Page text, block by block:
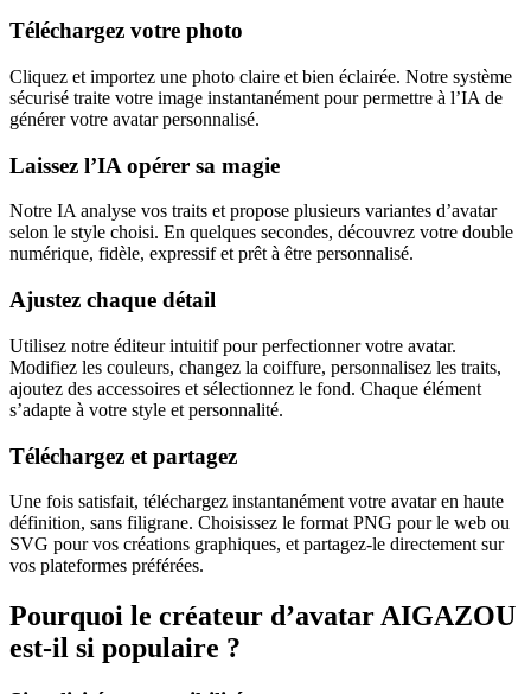
Téléchargez votre photo
Cliquez et importez une photo claire et bien éclairée. Notre système
sécurisé traite votre image instantanément pour permettre à l’IA de
générer votre avatar personnalisé.
Laissez l’IA opérer sa magie
Notre IA analyse vos traits et propose plusieurs variantes d’avatar
selon le style choisi. En quelques secondes, découvrez votre double
numérique, fidèle, expressif et prêt à être personnalisé.
Ajustez chaque détail
Utilisez notre éditeur intuitif pour perfectionner votre avatar.
Modifiez les couleurs, changez la coiffure, personnalisez les traits,
ajoutez des accessoires et sélectionnez le fond. Chaque élément
s’adapte à votre style et personnalité.
Téléchargez et partagez
Une fois satisfait, téléchargez instantanément votre avatar en haute
définition, sans filigrane. Choisissez le format PNG pour le web ou
SVG pour vos créations graphiques, et partagez-le directement sur
vos plateformes préférées.
Pourquoi le créateur d’avatar AIGAZOU
est-il si populaire ?